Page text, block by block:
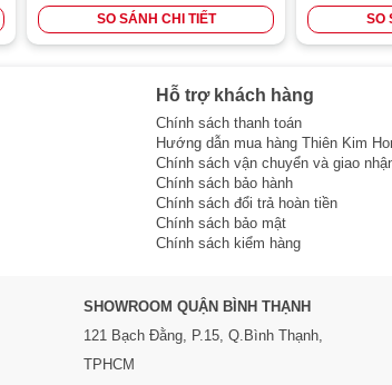
SO SÁNH CHI TIẾT SO
Hỗ trợ khách hàng
Chính sách thanh toán
Hướng dẫn mua hàng Thiên Kim
Chính sách vận chuyển và giao
Chính sách bảo hành
Chính sách đổi trả hoàn tiền
Chính sách bảo mật
Chính sách kiểm hàng
SHOWROOM QUẬN BÌNH THẠNH
121 Bạch Đằng, P.15, Q.Bình Thạnh,
TPHCM